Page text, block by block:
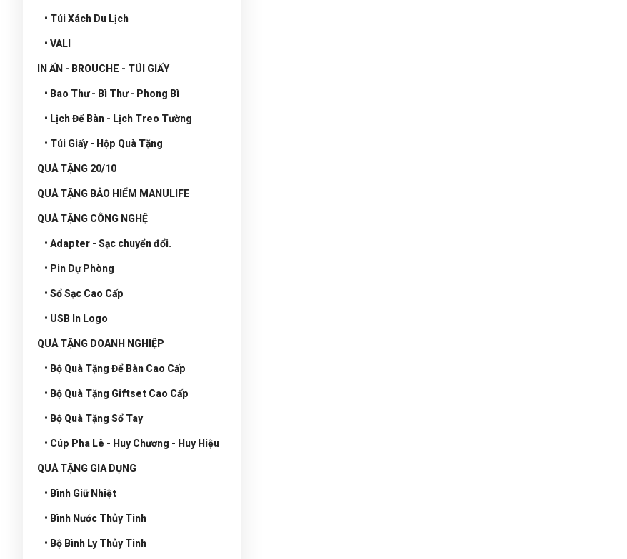
• Túi Xách Du Lịch
• VALI
IN ẤN - BROUCHE - TÚI GIẤY
• Bao Thư - Bì Thư - Phong Bì
• Lịch Để Bàn - Lịch Treo Tường
• Túi Giấy - Hộp Quà Tặng
QUÀ TẶNG 20/10
QUÀ TẶNG BẢO HIỂM MANULIFE
QUÀ TẶNG CÔNG NGHỆ
• Adapter - Sạc chuyển đổi.
• Pin Dự Phòng
• Sổ Sạc Cao Cấp
• USB In Logo
QUÀ TẶNG DOANH NGHIỆP
• Bộ Quà Tặng Để Bàn Cao Cấp
• Bộ Quà Tặng Giftset Cao Cấp
• Bộ Quà Tặng Sổ Tay
• Cúp Pha Lê - Huy Chương - Huy Hiệu
QUÀ TẶNG GIA DỤNG
• Bình Giữ Nhiệt
• Bình Nước Thủy Tinh
• Bộ Bình Ly Thủy Tinh